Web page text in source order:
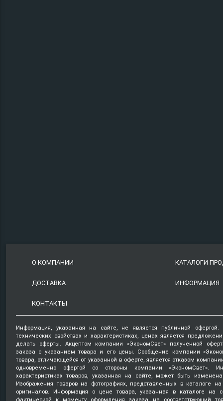
О КОМПАНИИ КАТАЛОГИ
ДОСТАВКА ИНФОРМАЦИЯ
КОНТАКТЫ
Информация, указанная на сайте, не является публичной
технических свойствах и характеристиках, ценах является
делать оферты. Акцептом компании «ЭкономСвет» полученной
заказа с указанием товара и его цены. Сообщение компании
товара, отличающейся от указанной в оферте, является отказом
одновременно офертой со стороны компании «ЭкономСвет».
характеристиках товаров, указанная на сайте, может быть
Изображения товаров на фотографиях, представленных в каталоге на
оригиналов. Информация о цене товара, указанная в каталоге на